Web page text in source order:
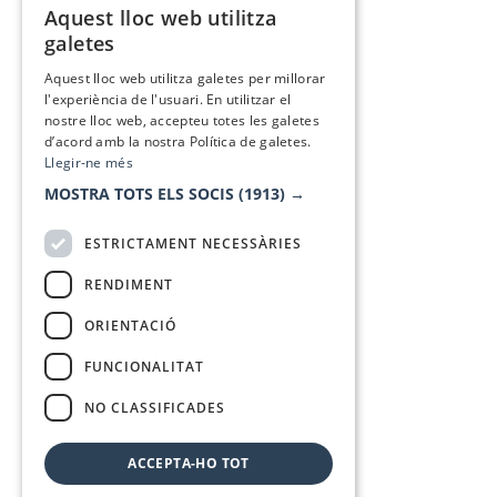
Aquest lloc web utilitza
galetes
Aquest lloc web utilitza galetes per millorar
l'experiència de l'usuari. En utilitzar el
nostre lloc web, accepteu totes les galetes
d’acord amb la nostra Política de galetes.
Llegir-ne més
MOSTRA TOTS ELS SOCIS (1913) →
ESTRICTAMENT NECESSÀRIES
RENDIMENT
ORIENTACIÓ
FUNCIONALITAT
NO CLASSIFICADES
ACCEPTA-HO TOT